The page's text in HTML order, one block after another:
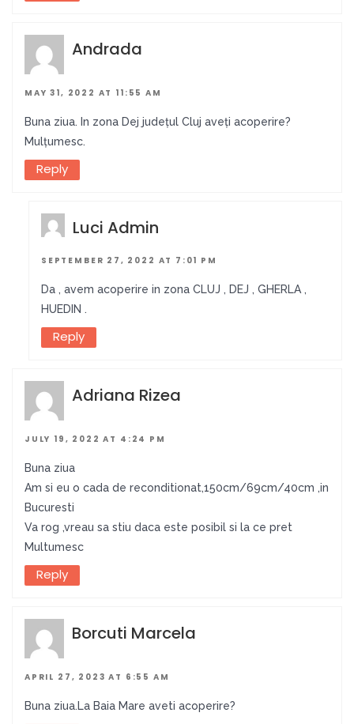
Andrada
MAY 31, 2022 AT 11:55 AM
Buna ziua. In zona Dej județul Cluj aveți acoperire?
Mulțumesc.
Reply
Luci Admin
SEPTEMBER 27, 2022 AT 7:01 PM
Da , avem acoperire in zona CLUJ , DEJ , GHERLA ,
HUEDIN .
Reply
Adriana Rizea
JULY 19, 2022 AT 4:24 PM
Buna ziua
Am si eu o cada de reconditionat,150cm/69cm/40cm ,in
Bucuresti
Va rog ,vreau sa stiu daca este posibil si la ce pret
Multumesc
Reply
Borcuti Marcela
APRIL 27, 2023 AT 6:55 AM
Buna ziua.La Baia Mare aveti acoperire?